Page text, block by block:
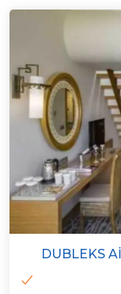
DUBLEKS